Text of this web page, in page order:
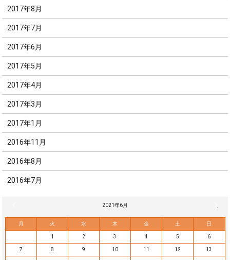
2017年8月
2017年7月
2017年6月
2017年5月
2017年4月
2017年3月
2017年1月
2016年11月
2016年8月
2016年7月
2021年6月
月 火 水 木 金 土 日
1 2 3 4 5 6
7 8 9 10 11 12 13